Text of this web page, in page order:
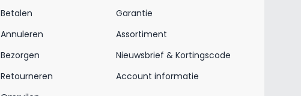
Betalen
Annuleren
Bezorgen
Retourneren
Garantie
Assortiment
Nieuwsbrief & Kortingscode
Account informatie